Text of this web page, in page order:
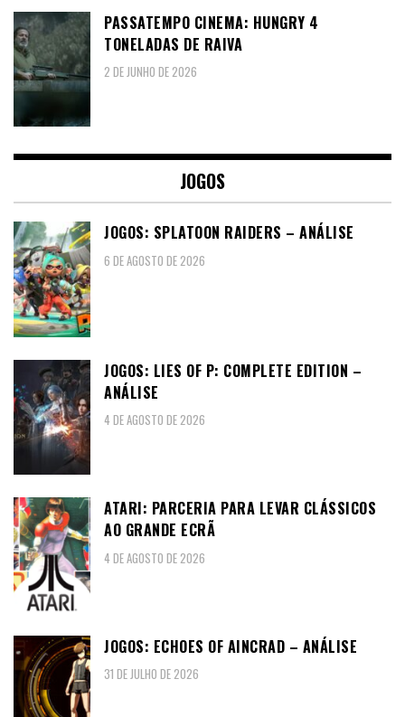
PASSATEMPO CINEMA: HUNGRY 4
TONELADAS DE RAIVA
2 DE JUNHO DE 2026
JOGOS
JOGOS: SPLATOON RAIDERS – ANÁLISE
6 DE AGOSTO DE 2026
JOGOS: LIES OF P: COMPLETE EDITION –
ANÁLISE
4 DE AGOSTO DE 2026
ATARI: PARCERIA PARA LEVAR CLÁSSICOS
AO GRANDE ECRÃ
4 DE AGOSTO DE 2026
JOGOS: ECHOES OF AINCRAD – ANÁLISE
31 DE JULHO DE 2026